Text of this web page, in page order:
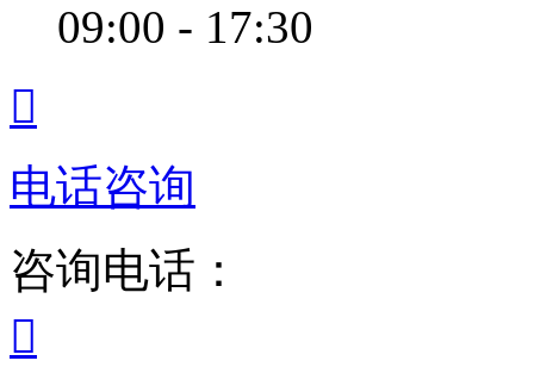
09:00 - 17:30

电话咨询
咨询电话：
